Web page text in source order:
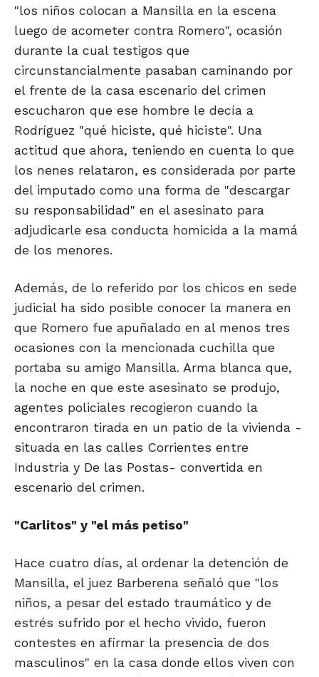
"los niños colocan a Mansilla en la escena
luego de acometer contra Romero", ocasión
durante la cual testigos que
circunstancialmente pasaban caminando por
el frente de la casa escenario del crimen
escucharon que ese hombre le decía a
Rodríguez "qué hiciste, qué hiciste". Una
actitud que ahora, teniendo en cuenta lo que
los nenes relataron, es considerada por parte
del imputado como una forma de "descargar
su responsabilidad" en el asesinato para
adjudicarle esa conducta homicida a la mamá
de los menores.
Además, de lo referido por los chicos en sede
judicial ha sido posible conocer la manera en
que Romero fue apuñalado en al menos tres
ocasiones con la mencionada cuchilla que
portaba su amigo Mansilla. Arma blanca que,
la noche en que este asesinato se produjo,
agentes policiales recogieron cuando la
encontraron tirada en un patio de la vivienda -
situada en las calles Corrientes entre
Industria y De las Postas- convertida en
escenario del crimen.
"Carlitos" y "el más petiso"
Hace cuatro días, al ordenar la detención de
Mansilla, el juez Barberena señaló que "los
niños, a pesar del estado traumático y de
estrés sufrido por el hecho vivido, fueron
contestes en afirmar la presencia de dos
masculinos" en la casa donde ellos viven con